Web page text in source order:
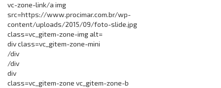
vc-zone-link/a img
src=https://www.procimar.com.br/wp-
content/uploads/2015/09/foto-slide.jpg
class=vc_gitem-zone-img alt=
div class=vc_gitem-zone-mini
/div
/div
div
class=vc_gitem-zone vc_gitem-zone-b